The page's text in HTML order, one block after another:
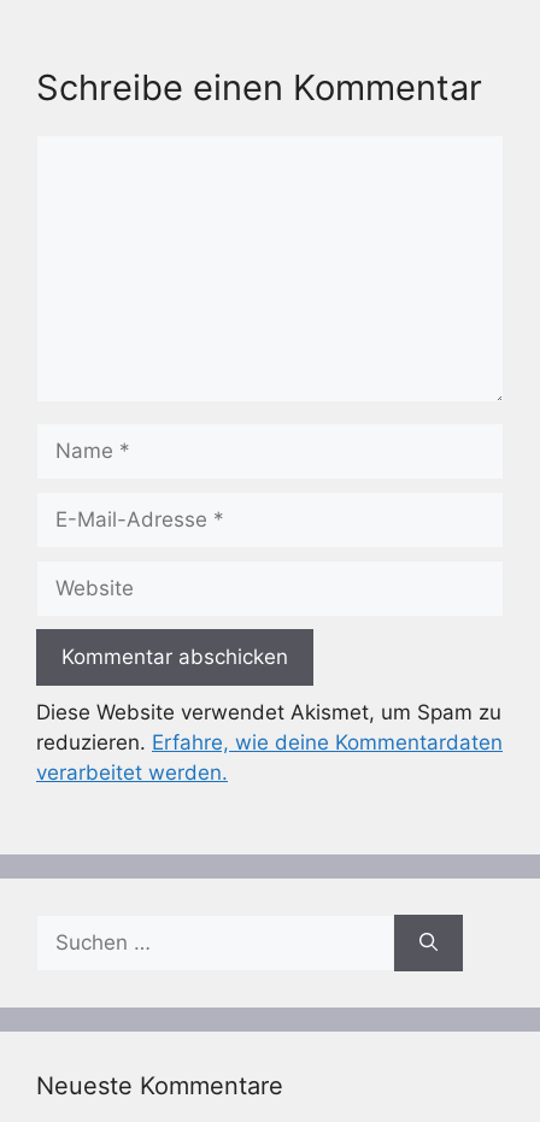
Schreibe einen Kommentar
Mail-
Diese Website verwendet Akismet, um Spam zu
reduzieren. Erfahre, wie deine Kommentardaten
verarbeitet werden.
Suchen
nach:
Neueste Kommentare